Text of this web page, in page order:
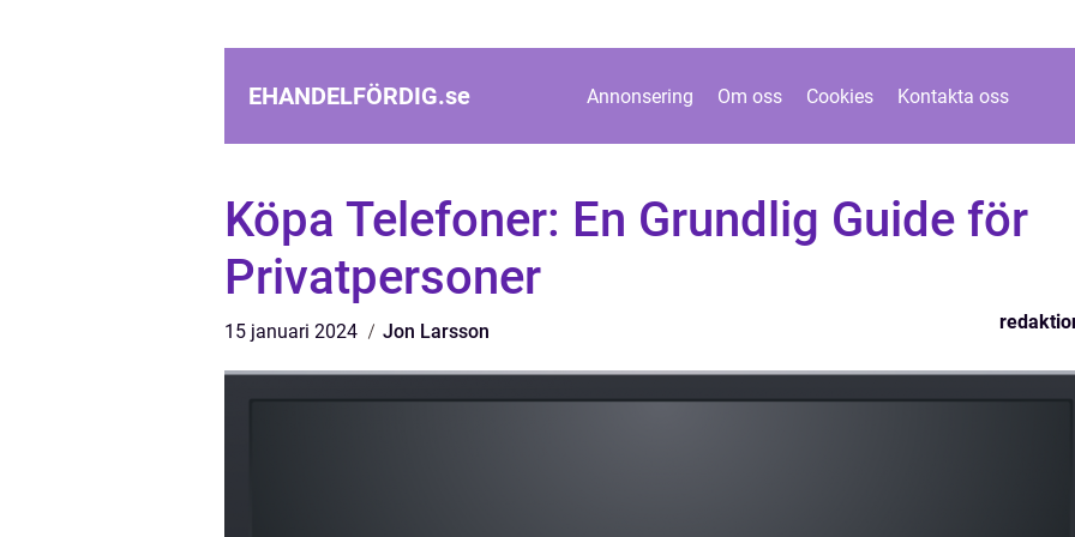
EHANDELFÖRDIG.se Annonsering Om oss Cookies Kontakta oss
Köpa Telefoner: En Grundlig Guide för
Privatpersoner
15 januari 2024 Jon Larsson